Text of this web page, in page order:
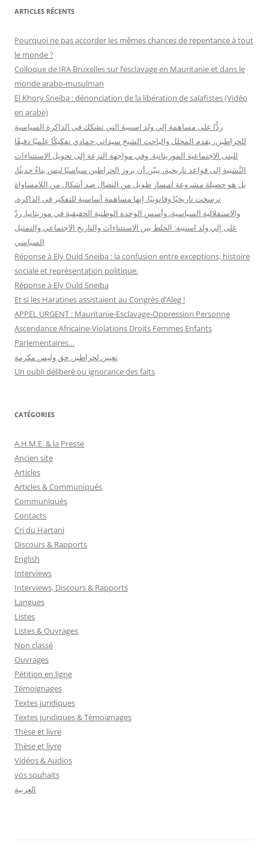
h
r
c
h
r
ARTICLES RÉCENTS
Pourquoi ne pas accorder les mêmes chances de repentance à tout
le monde ?
Colloque de IRA Bruxelles sur l’esclavage en Mauritanie et dans le
monde arabo-musulman
El Khory Sneïba : dénonciation de la libération de salafistes (Vidéo
en arabe)
ردًّا على مساهمة إلي ولد اسنيبة التي تشكك في الذاكرة السياسية
للحراطين، يقدم المحلل والباحث الشيخ سيداتي حمادي تفكيكًا علميًا دقيقًا
للبنى الاجتماعية الموريتانية. وفي مواجهة النزعة إلى تحويل الاستثناءات
النَّسَبية إلى قواعد تاريخية، يبيّن أن بروز الحراطين سياسيًا ليس بناءً حديثًا،
بل هو حصيلة مشروعة لمسار طويل من النضال ضد أشكال من اللامساواة
ترسخت تاريخيًا وقانونيًا. إنها مساهمة أساسية للتفكير في الذاكرة،
والاستقلالية السياسية، وأسس الوحدة الوطنية الحقيقية في موريتانيا. ردّ
على إلي ولد اسنيبة: الخلط بين الاستثناءات والتاريخ الاجتماعي والتمثيل
السياسي
Réponse à Ely Ould Sneiba : la confusion entre exceptions, histoire
sociale et représentation politique.
Réponse à Ely Ould Sneiba
Et si les Haratines assistaient au Congrès d’Aleg !
APPEL URGENT : Mauritanie-Esclavage-Oppression Personne
Ascendance Africaine-Violations Droits Femmes Enfants
Parlementaires…
تعيين لحراطين حق وليس مكرمة
Un oubli déliberé ou ignorance des faits
CATÉGORIES
A.H.M.E. & la Presse
Ancien site
Articles
Articles & Communiqués
Communiqués
Contacts
Cri du Hartani
Discours & Rapports
English
Interviews
Interviews, Discours & Rapports
Langues
Listes
Listes & Ouvrages
Non classé
Ouvrages
Pétition en ligne
Témoignages
Textes juridiques
Textes juridiques & Témoignages
Thèse et livre
Thèse et livre
Vidéos & Audios
vos souhaits
العربية